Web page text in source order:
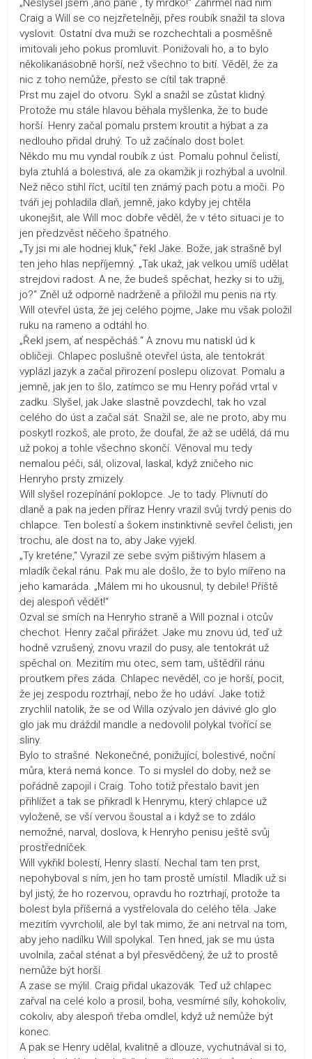
„Neslyšel jsem ,ano pane´, ty mrdko!“ Zahřměl nad ním
Craig a Will se co nejzřetelněji, přes roubík snažil ta slova
vyslovit. Ostatní dva muži se rozchechtali a posměšně
imitovali jeho pokus promluvit. Ponižovali ho, a to bylo
několikanásobně horší, než všechno to bití. Věděl, že za
nic z toho nemůže, přesto se cítil tak trapně.
Prst mu zajel do otvoru. Sykl a snažil se zůstat klidný.
Protože mu stále hlavou běhala myšlenka, že to bude
horší. Henry začal pomalu prstem kroutit a hýbat a za
nedlouho přidal druhý. To už začínalo dost bolet.
Někdo mu mu vyndal roubík z úst. Pomalu pohnul čelistí,
byla ztuhlá a bolestivá, ale za okamžik ji rozhýbal a uvolnil.
Než něco stihl říct, ucítil ten známý pach potu a moči. Po
tváři jej pohladila dlaň, jemně, jako kdyby jej chtěla
ukonejšit, ale Will moc dobře věděl, že v této situaci je to
jen předzvěst něčeho špatného.
„Ty jsi mi ale hodnej kluk,“ řekl Jake. Bože, jak strašně byl
ten jeho hlas nepříjemný. „Tak ukaž, jak velkou umíš udělat
strejdovi radost. A ne, že budeš spěchat, hezky si to užij,
jo?“ Zněl už odporně nadrženě a přiložil mu penis na rty.
Will otevřel ústa, že jej celého pojme, Jake mu však položil
ruku na rameno a odtáhl ho.
„Řekl jsem, ať nespěcháš.“ A znovu mu natiskl úd k
obličeji. Chlapec poslušně otevřel ústa, ale tentokrát
vyplázl jazyk a začal přirození poslepu olizovat. Pomalu a
jemně, jak jen to šlo, zatímco se mu Henry pořád vrtal v
zadku. Slyšel, jak Jake slastně povzdechl, tak ho vzal
celého do úst a začal sát. Snažil se, ale ne proto, aby mu
poskytl rozkoš, ale proto, že doufal, že až se udělá, dá mu
už pokoj a tohle všechno skončí. Věnoval mu tedy
nemalou péči, sál, olizoval, laskal, když zničeho nic
Henryho prsty zmizely.
Will slyšel rozepínání poklopce. Je to tady. Plivnutí do
dlaně a pak na jeden příraz Henry vrazil svůj tvrdý penis do
chlapce. Ten bolestí a šokem instinktivně sevřel čelisti, jen
trochu, ale dost na to, aby Jake vyjekl.
„Ty kreténe,“ Vyrazil ze sebe svým pištivým hlasem a
mladík čekal ránu. Pak mu ale došlo, že to bylo mířeno na
jeho kamaráda. „Málem mi ho ukousnul, ty debile! Příště
dej alespoň vědět!“
Ozval se smích na Henryho straně a Will poznal i otcův
chechot. Henry začal přirážet. Jake mu znovu úd, teď už
hodně vzrušený, znovu vrazil do pusy, ale tentokrát už
spěchal on. Mezitím mu otec, sem tam, uštědřil ránu
proutkem přes záda. Chlapec nevěděl, co je horší, pocit,
že jej zespodu roztrhají, nebo že ho udáví. Jake totiž
zrychlil natolik, že se od Willa ozývalo jen dávivé glo glo
glo jak mu dráždil mandle a nedovolil polykal tvořící se
sliny.
Bylo to strašné. Nekonečné, ponižující, bolestivé, noční
můra, která nemá konce. To si myslel do doby, než se
pořádně zapojil i Craig. Toho totiž přestalo bavit jen
přihlížet a tak se přikradl k Henrymu, který chlapce už
vyloženě, se vší vervou šoustal a i když se to zdálo
nemožné, narval, doslova, k Henryho penisu ještě svůj
prostředníček.
Will vykřikl bolestí, Henry slastí. Nechal tam ten prst,
nepohyboval s ním, jen ho tam prostě umístil. Mladík už si
byl jistý, že ho rozervou, opravdu ho roztrhají, protože ta
bolest byla příšerná a vystřelovala do celého těla. Jake
mezitím vyvrcholil, ale byl tak mimo, že ani netrval na tom,
aby jeho nadílku Will spolykal. Ten hned, jak se mu ústa
uvolnila, začal sténat a byl přesvědčený, že už to prostě
nemůže být horší.
A zase se mýlil. Craig přidal ukazovák. Teď už chlapec
zařval na celé kolo a prosil, boha, vesmírné síly, kohokoliv,
cokoliv, aby alespoň třeba omdlel, když už nemůže být
konec.
A pak se Henry udělal, kvalitně a dlouze, vychutnával si to,